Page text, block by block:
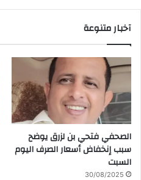
آخبار متنوعة
الصحفي فتحي بن لزرق يوضح
سبب إنخفاض أسعار الصرف اليوم
السبت
30/08/2025